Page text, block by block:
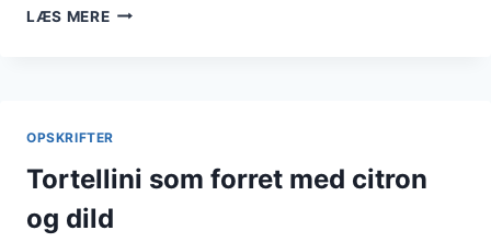
LÆS MERETORTELLINI
MIDDAG
OPSKRIFTER
Tortellini som forret med citron
og dild